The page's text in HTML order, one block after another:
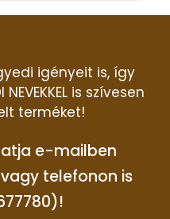
igényeit is, így
NEVEKKEL is szívesen
terméket!
e-mailben
telefonon is